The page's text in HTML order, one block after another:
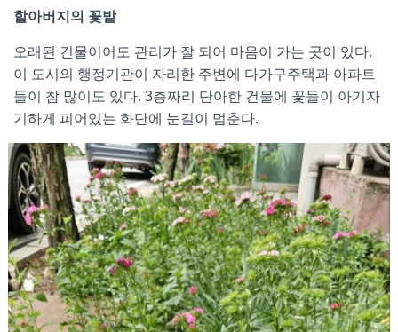
할아버지의 꽃밭
오래된 건물이어도 관리가 잘 되어 마음이 가는 곳이 있다.
이 도시의 행정기관이 자리한 주변에 다가구주택과 아파트
들이 참 많이도 있다. 3층짜리 단아한 건물에 꽃들이 아기자
기하게 피어있는 화단에 눈길이 멈춘다.